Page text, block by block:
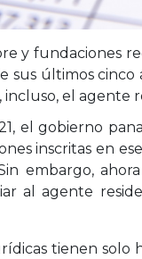
y fundaciones
sus últimos
incluso, el agente
el gobierno
inscritas en
embargo,
al agente
tienen